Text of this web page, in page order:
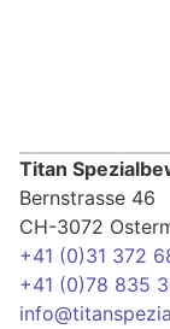
Titan
Bernstrasse 46
CH-3072
+41 (0)31 372
+41 (0)78 835